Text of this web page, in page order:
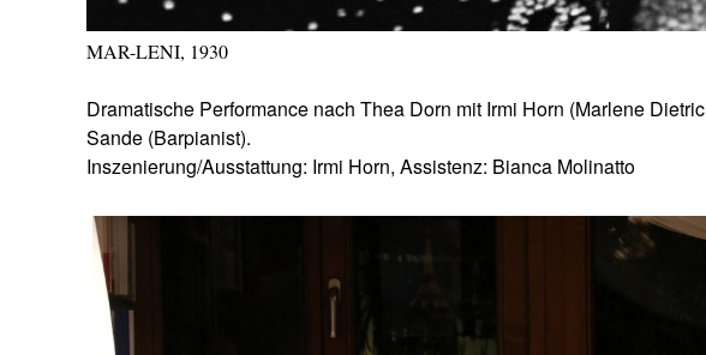
MAR-LENI, 1930
Dramatische Performance nach Thea Dorn mit Irmi Horn (Marlene
Sande (Barpianist).
Inszenierung/Ausstattung: Irmi Horn, Assistenz: Bianca Molinatto